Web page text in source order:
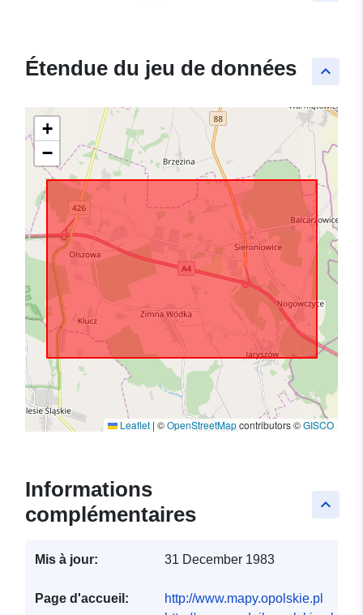
keyboard_arrow_up
Étendue du jeu de données
+
−
Leaflet | ©OpenStreetMapcontributors ©GISCO
keyboard_arrow_up
Informations
complémentaires
Mis à jour: 31 December 1983
Page d'accueil:
http://www.mapy.opolskie.pl